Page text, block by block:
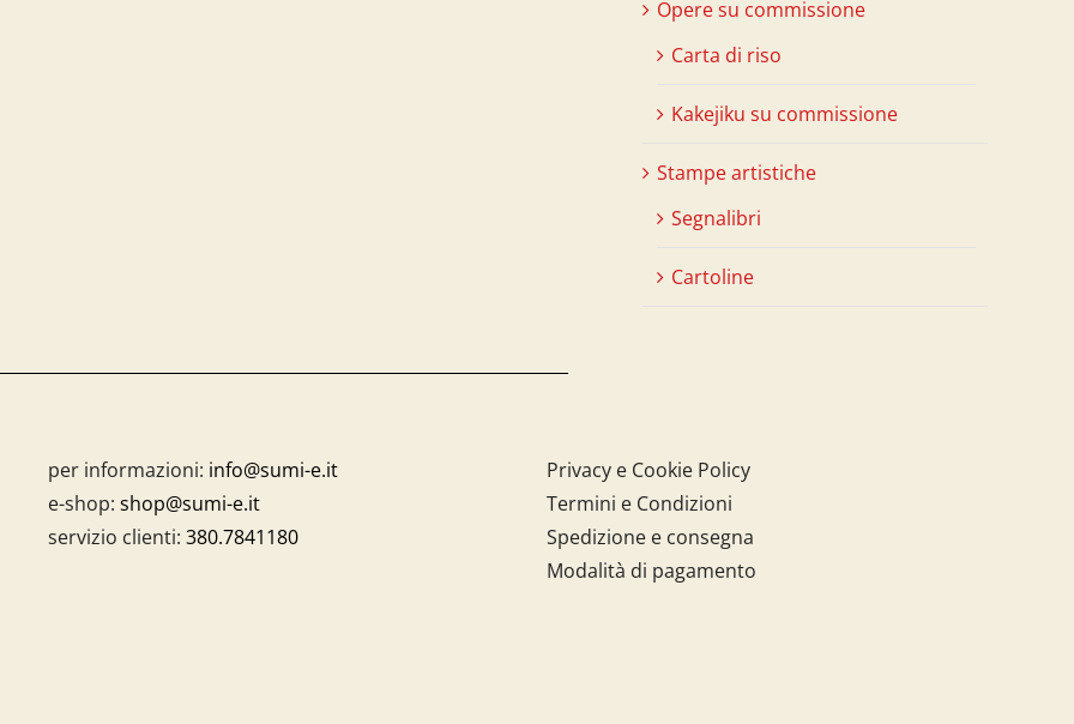
Opere su commissione
Carta di riso
Kakejiku su commissione
Stampe artistiche
Segnalibri
Cartoline
per informazioni: info@sumi-e.it
e-shop: shop@sumi-e.it
servizio clienti: 380.7841180
Privacy e Cookie Policy
Termini e Condizioni
Spedizione e consegna
Modalità di pagamento